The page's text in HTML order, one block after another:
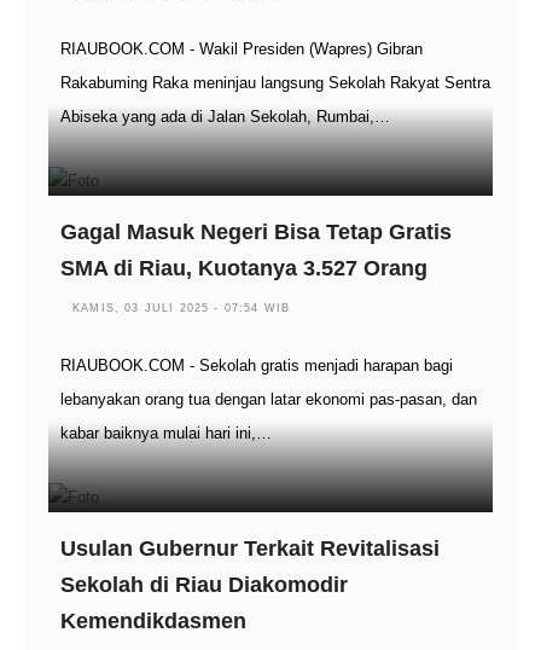
RIAUBOOK.COM - Wakil Presiden (Wapres) Gibran
Rakabuming Raka meninjau langsung Sekolah Rakyat Sentra
Abiseka yang ada di Jalan Sekolah, Rumbai,…
Gagal Masuk Negeri Bisa Tetap Gratis
SMA di Riau, Kuotanya 3.527 Orang
KAMIS, 03 JULI 2025 - 07:54 WIB
RIAUBOOK.COM - Sekolah gratis menjadi harapan bagi
lebanyakan orang tua dengan latar ekonomi pas-pasan, dan
kabar baiknya mulai hari ini,…
Usulan Gubernur Terkait Revitalisasi
Sekolah di Riau Diakomodir
Kemendikdasmen